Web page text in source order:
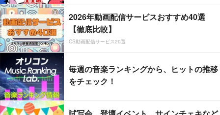
2026年動画配信サービスおすすめ40選
【徹底比較】
CS動画配信サービス20選
毎週の音楽ランキングから、ヒットの推移
をチェック！